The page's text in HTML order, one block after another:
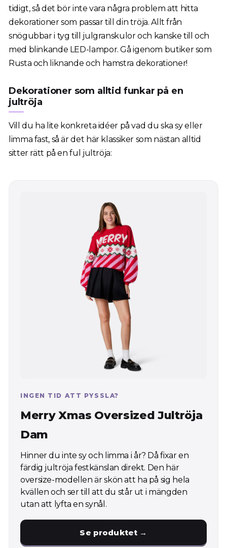
tidigt, så det bör inte vara några problem att hitta
dekorationer som passar till din tröja. Allt från
snögubbar i tyg till julgranskulor och kanske till och
med blinkande LED-lampor. Gå igenom butiker som
Rusta och liknande och hamstra dekorationer!
Dekorationer som alltid funkar på en
jultröja
Vill du ha lite konkreta idéer på vad du ska sy eller
limma fast, så är det här klassiker som nästan alltid
sitter rätt på en ful jultröja:
INGEN TID ATT PYSSLA?
Merry Xmas Oversized Jultröja
Dam
Hinner du inte sy och limma i år? Då fixar en
färdig jultröja festkänslan direkt. Den här
oversize-modellen är skön att ha på sig hela
kvällen och ser till att du står ut i mängden
utan att lyfta en synål.
Se produktet →